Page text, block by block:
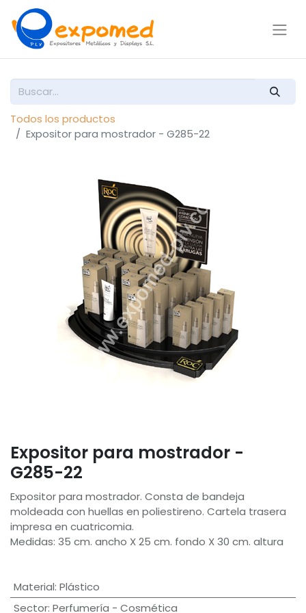
Todos los productos
Expositor para mostrador - G285-22
Expositor para mostrador -
G285-22
Expositor para mostrador. Consta de bandeja
moldeada con huellas en poliestireno. Cartela trasera
impresa en cuatricomia.
Medidas: 35 cm. ancho X 25 cm. fondo X 30 cm. altura
Material: Plástico
Sector: Perfumería - Cosmética